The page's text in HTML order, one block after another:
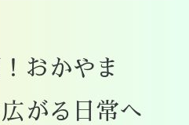
おかやま
がる日常へ